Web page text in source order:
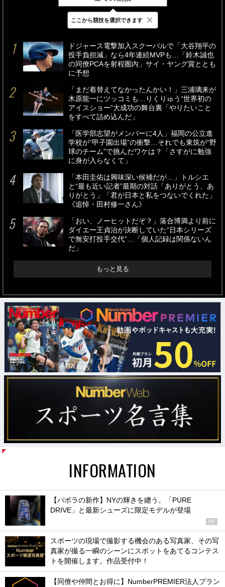
最新 24時間 週間
ドジャース電撃加入スクーバルで「大谷翔平の
投手負担減」なら4年連続MVPも…「鈴木誠也
の同僚PCAを射程圏内」サイ・ヤング賞ととも
に予想
「まだ着替えてなかったんかい！」三浦璃来が
木原龍一にツッコミも…りくりゅう“世界初の
アイスショー”大成功の舞台裏「やりたいこと
をすべて詰め込んだ」
「医学部志望がメンバーに4人」福岡の公立進
学校が“甲子園出場”の衝撃…それでも東筑が“野
球のチーム”で挑んだワケは？「さすがに勉強
に身が入らなくて」
「本田圭佑は興味深い候補だが…」トルシエ
と“最も近い記者”最期の対話「ありがとう、あ
りがとう」「君が日本と私をつないでくれた」
《追悼・田村修一さん》
「おい、ノーヒットだぞ？」落合博満より前に
ダイエー王貞治が決断していた“日本シリーズ
で無安打投手交代”…「個人記録は関係ないん
だ」
もっと見る
INFORMATION
【バボラの新作】NYの輝きを纏う。「PURE
DRIVE」と最新シューズに限定モデルが登場
PR
スポーツの現場で撮影する機会のある写真家、その写
真家が撮る一瞬のシーンにスポットをあてるコンテス
トを開催します。作品受付中！
【同僚や仲間とお得に】NumberPREMIER法人プラン
ここから競技を選択できます ×